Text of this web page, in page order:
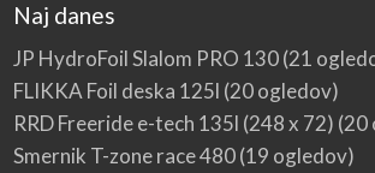
Naj danes
JP HydroFoil Slalom PRO 130(21
FLIKKA Foil deska 125l (20 ogledov)
RRD Freeride e-tech 135l (248 x 72) (20
Smernik T-zone race 480(19 ogledov)